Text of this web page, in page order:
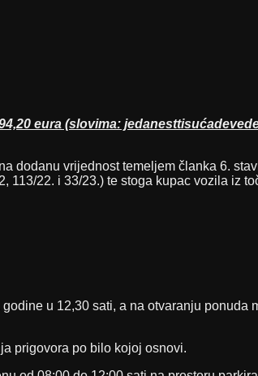
eura (slovima:
dodanu vrijednost temeljem članka 6.
113/22. i 33/23.) te stoga kupac vozila iz
u 12,30 sati, a na otvaranju ponuda
prigovora po bilo kojoj osnovi.